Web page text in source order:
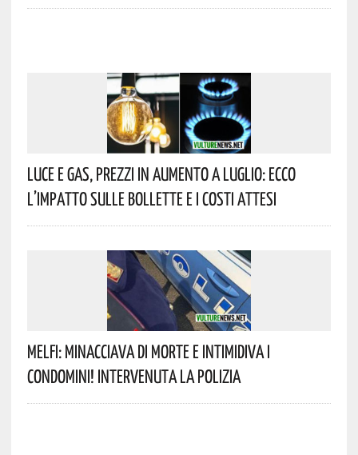
Luce E Gas, Prezzi In Aumento A Luglio: Ecco
L’impatto Sulle Bollette E I Costi Attesi
Melfi: Minacciava Di Morte E Intimidiva I
Condomini! Intervenuta La Polizia